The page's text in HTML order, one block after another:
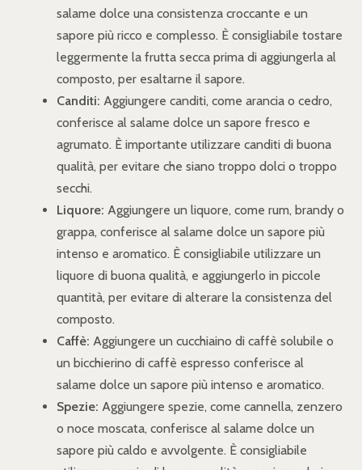
salame dolce una consistenza croccante e un
sapore più ricco e complesso. È consigliabile tostare
leggermente la frutta secca prima di aggiungerla al
composto, per esaltarne il sapore.
Canditi: Aggiungere canditi, come arancia o cedro,
conferisce al salame dolce un sapore fresco e
agrumato. È importante utilizzare canditi di buona
qualità, per evitare che siano troppo dolci o troppo
secchi.
Liquore: Aggiungere un liquore, come rum, brandy o
grappa, conferisce al salame dolce un sapore più
intenso e aromatico. È consigliabile utilizzare un
liquore di buona qualità, e aggiungerlo in piccole
quantità, per evitare di alterare la consistenza del
composto.
Caffè: Aggiungere un cucchiaino di caffè solubile o
un bicchierino di caffè espresso conferisce al
salame dolce un sapore più intenso e aromatico.
Spezie: Aggiungere spezie, come cannella, zenzero
o noce moscata, conferisce al salame dolce un
sapore più caldo e avvolgente. È consigliabile